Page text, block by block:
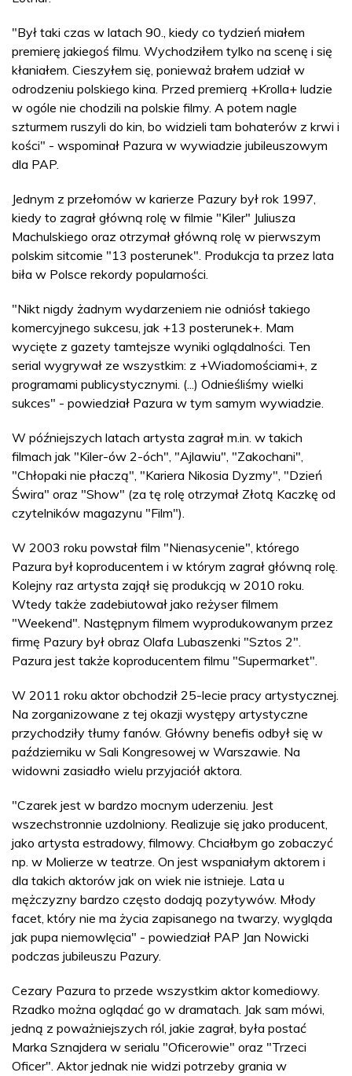
"Był taki czas w latach 90., kiedy co tydzień miałem
premierę jakiegoś filmu. Wychodziłem tylko na scenę i się
kłaniałem. Cieszyłem się, ponieważ brałem udział w
odrodzeniu polskiego kina. Przed premierą +Krolla+ ludzie
w ogóle nie chodzili na polskie filmy. A potem nagle
szturmem ruszyli do kin, bo widzieli tam bohaterów z krwi i
kości" - wspominał Pazura w wywiadzie jubileuszowym
dla PAP.
Jednym z przełomów w karierze Pazury był rok 1997,
kiedy to zagrał główną rolę w filmie "Kiler" Juliusza
Machulskiego oraz otrzymał główną rolę w pierwszym
polskim sitcomie "13 posterunek". Produkcja ta przez lata
biła w Polsce rekordy popularności.
"Nikt nigdy żadnym wydarzeniem nie odniósł takiego
komercyjnego sukcesu, jak +13 posterunek+. Mam
wycięte z gazety tamtejsze wyniki oglądalności. Ten
serial wygrywał ze wszystkim: z +Wiadomościami+, z
programami publicystycznymi. (...) Odnieśliśmy wielki
sukces" - powiedział Pazura w tym samym wywiadzie.
W późniejszych latach artysta zagrał m.in. w takich
filmach jak "Kiler-ów 2-óch", "Ajlawiu", "Zakochani",
"Chłopaki nie płaczą", "Kariera Nikosia Dyzmy", "Dzień
Świra" oraz "Show" (za tę rolę otrzymał Złotą Kaczkę od
czytelników magazynu "Film").
W 2003 roku powstał film "Nienasycenie", którego
Pazura był koproducentem i w którym zagrał główną rolę.
Kolejny raz artysta zajął się produkcją w 2010 roku.
Wtedy także zadebiutował jako reżyser filmem
"Weekend". Następnym filmem wyprodukowanym przez
firmę Pazury był obraz Olafa Lubaszenki "Sztos 2".
Pazura jest także koproducentem filmu "Supermarket".
W 2011 roku aktor obchodził 25-lecie pracy artystycznej.
Na zorganizowane z tej okazji występy artystyczne
przychodziły tłumy fanów. Główny benefis odbył się w
październiku w Sali Kongresowej w Warszawie. Na
widowni zasiadło wielu przyjaciół aktora.
"Czarek jest w bardzo mocnym uderzeniu. Jest
wszechstronnie uzdolniony. Realizuje się jako producent,
jako artysta estradowy, filmowy. Chciałbym go zobaczyć
np. w Molierze w teatrze. On jest wspaniałym aktorem i
dla takich aktorów jak on wiek nie istnieje. Lata u
mężczyzny bardzo często dodają pozytywów. Młody
facet, który nie ma życia zapisanego na twarzy, wygląda
jak pupa niemowlęcia" - powiedział PAP Jan Nowicki
podczas jubileuszu Pazury.
Cezary Pazura to przede wszystkim aktor komediowy.
Rzadko można oglądać go w dramatach. Jak sam mówi,
jedną z poważniejszych ról, jakie zagrał, była postać
Marka Sznajdera w serialu "Oficerowie" oraz "Trzeci
Oficer". Aktor jednak nie widzi potrzeby grania w